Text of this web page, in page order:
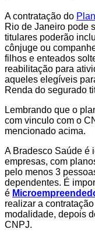
A contratação do
Rio de Janeiro pode
titulares poderão
cônjuge ou
filhos e enteados
reabilitação para
aqueles elegíveis
Renda do segurado
Lembrando que o
com vinculo com o
mencionado acima.
A Bradesco Saúde é
empresas, com
pelo menos 3
dependentes. É
é
realizar a
modalidade, depois
CNPJ.